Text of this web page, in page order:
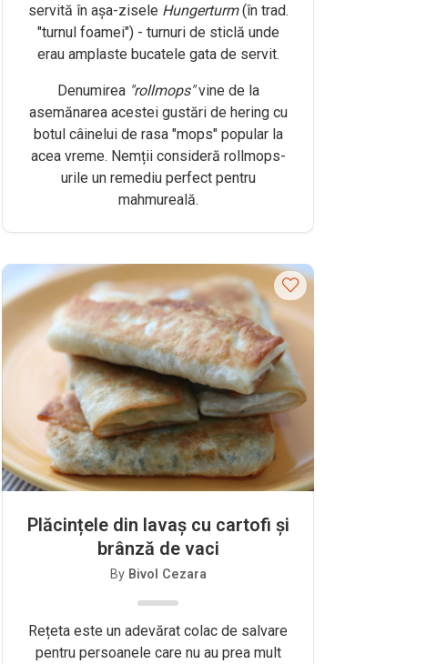
servită în așa-zisele Hungerturm(în trad.
"turnul foamei") - turnuri de sticlă unde
erau amplaste bucatele gata de servit.
Denumirea "rollmops"vine de la
asemănarea acestei gustări de hering cu
botul câinelui de rasa "mops" popular la
acea vreme. Nemții consideră rollmops-
urile un remediu perfect pentru
mahmureală.
Plăcințele din lavaș cu cartofi și
brânză de vaci
By Bivol Cezara
Rețeta este un adevărat colac de salvare
pentru persoanele care nu au prea mult